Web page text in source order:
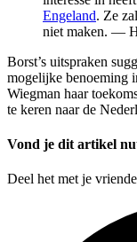
Engeland. Ze
niet maken. —
Borst’s uitspraken
mogelijke benoeming
Wiegman haar
te keren naar de
Vond je dit artikel
Deel het met je